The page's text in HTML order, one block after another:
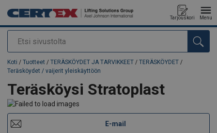
Etsi
Tarjouskori Menu
Tuote lisätty tarjouspyyntöön
Koti / Tuotteet / TERÄSKÖYDET JA TARVIKKEET / TERÄSKÖYDET /
Teräsköydet / vaijerit yleiskäyttöön
Teräsköysi Stratoplast
E-mail